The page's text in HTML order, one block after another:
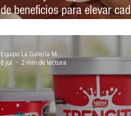
de beneficios para elevar
Equipo La Galería M
8 jul
2 min de lectura